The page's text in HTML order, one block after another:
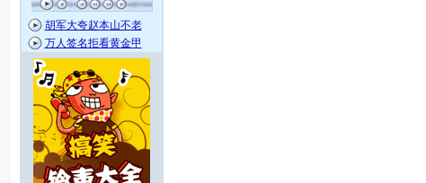
胡军大夸赵本山不老
万人签名拒看黄金甲